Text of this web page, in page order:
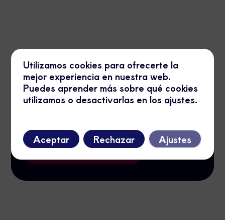
Soluciones Eléctricas MAB
Expertos en alta de suministros, certificados y
rapidez.
Utilizamos cookies para ofrecerte la
mejor experiencia en nuestra web.
Puedes aprender más sobre qué cookies
utilizamos o desactivarlas en los ajustes.
Aceptar Rechazar Ajustes